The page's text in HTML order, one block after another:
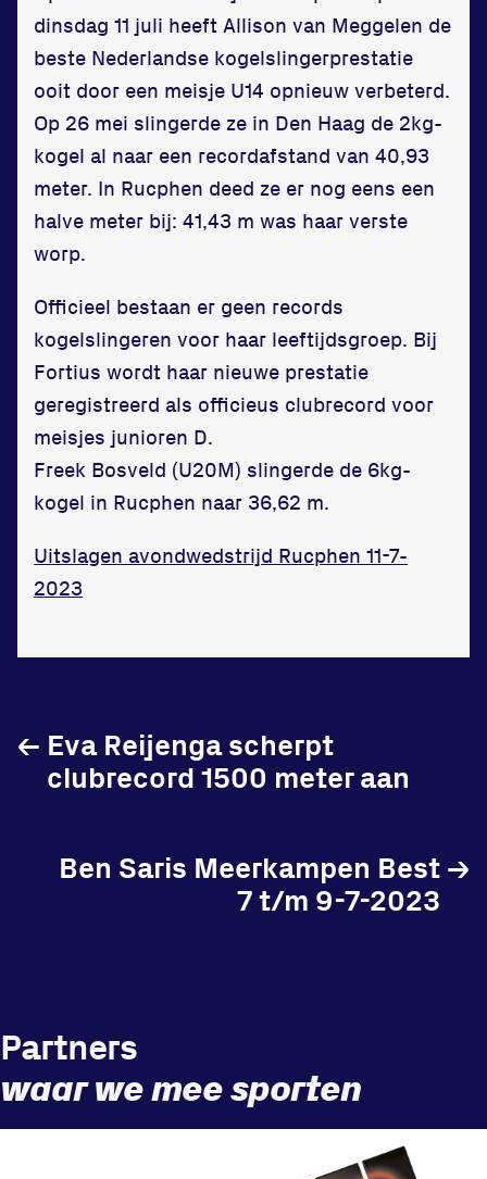
in onze gym
Fitness
Updates
Atleten
Vereniging
Contact
Locatie
Sportpark Reeweg
Bekijk locatie
Privacy en cookies
dinsdag 11 juli heeft Allison van Meggelen de
beste Nederlandse kogelslingerprestatie
ooit door een meisje U14 opnieuw verbeterd.
Op 26 mei slingerde ze in Den Haag de 2kg-
kogel al naar een recordafstand van 40,93
meter. In Rucphen deed ze er nog eens een
halve meter bij: 41,43 m was haar verste
worp.
Officieel bestaan er geen records
kogelslingeren voor haar leeftijdsgroep. Bij
Fortius wordt haar nieuwe prestatie
geregistreerd als officieus clubrecord voor
meisjes junioren D.
Freek Bosveld (U20M) slingerde de 6kg-
kogel in Rucphen naar 36,62 m.
Uitslagen avondwedstrijd Rucphen 11-7-
2023
Eva Reijenga scherpt
clubrecord 1500 meter aan
←
Ben Saris Meerkampen Best
7 t/m 9-7-2023
→
Partners
waar we mee sporten